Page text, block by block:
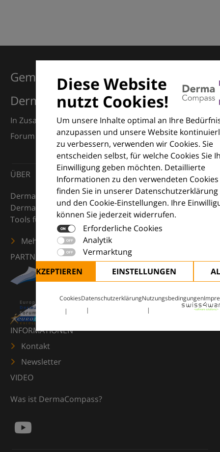
Diese Website
nutzt Cookies!
Um unsere Inhalte optimal an Ihre
anzupassen und unsere Website
zu verbessern, verwenden wir Cookies. Sie
entscheiden selbst, für welche Cookies Sie
Einwilligung geben möchten. Detaillierte
Informationen zu den verwendeten Cookies
finden Sie in unserer Datenschutzerklärung
und den Cookie-Einstellungen. Ihre
können Sie jederzeit widerrufen.
Erforderliche Cookies
Analytik
Vermarktung
ALLE AKZEPTIEREN
EINSTELLUNGEN
CookiesDatenschutzerklärungNutzungsbedingungen
Gemeinsam für Exzellenz in der
Dermatologie
In Zusammenarbeit mit dem European Dermatology
Forum (EDF) und Euroderm Excellence
ÜBER
DermaCompass ist Ihr digitaler Kompass für die
Dermatologie – mit Wissen, Bildern und praktischen
Tools für den klinischen Alltag.
Mehr erfahren
PARTNER
INFORMATIONEN
Kontakt
Newsletter
VIDEO
Was ist DermaCompass?